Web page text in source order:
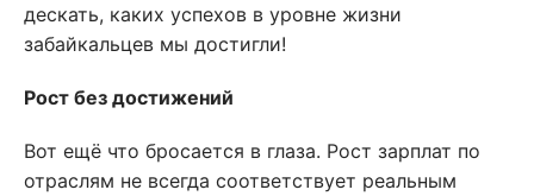
дескать, каких успехов в уровне жизни
забайкальцев мы достигли!
Рост без достижений
Вот ещё что бросается в глаза. Рост зарплат по
отраслям не всегда соответствует реальным